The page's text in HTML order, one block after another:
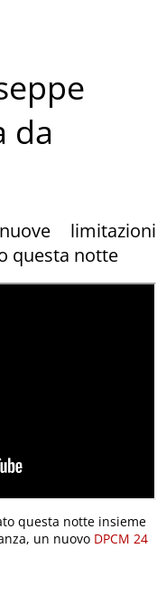
da
limitazioni
questa notte
questa notte insieme
un nuovo DPCM 24